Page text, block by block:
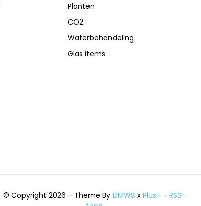
Planten
CO2
Waterbehandeling
Glas items
© Copyright 2026 - Theme ByDMWS xPlus+ -RSS-